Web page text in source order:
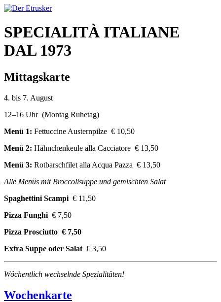
SPECIALITÀ ITALIANE
DAL 1973
Mittagskarte
4. bis 7. August
12–16 Uhr (Montag Ruhetag)
Menü 1: Fettuccine Austernpilze € 10,50
Menü 2: Hähnchenkeule alla Cacciatore € 13,50
Menü 3: Rotbarschfilet alla Acqua Pazza € 13,50
Alle Menüs mit Broccolisuppe und gemischten Salat
Spaghettini Scampi € 11,50
Pizza Funghi € 7,50
Pizza Prosciutto € 7,50
Extra Suppe oder Salat € 3,50
Wöchentlich wechselnde Spezialitäten!
Wochenkarte